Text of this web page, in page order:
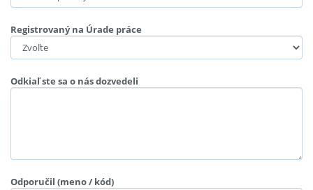
Registrovaný na Úrade práce
Odkiaľ ste sa o nás dozvedeli
Odporučil (meno / kód)